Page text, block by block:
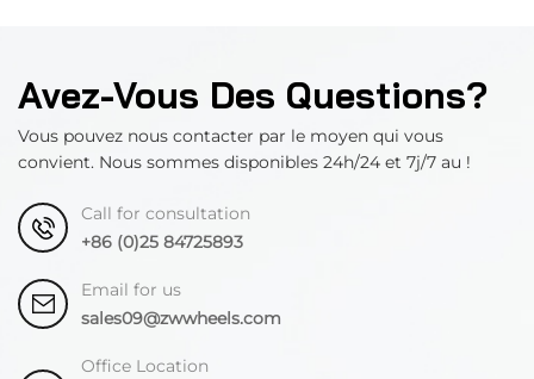
Avez-Vous Des Questions?
Vous pouvez nous contacter par le moyen qui vous
convient. Nous sommes disponibles 24h/24 et 7j/7 au !
Call for consultation
+86 (0)25 84725893
Email for us
sales09@zwwheels.com
Office Location